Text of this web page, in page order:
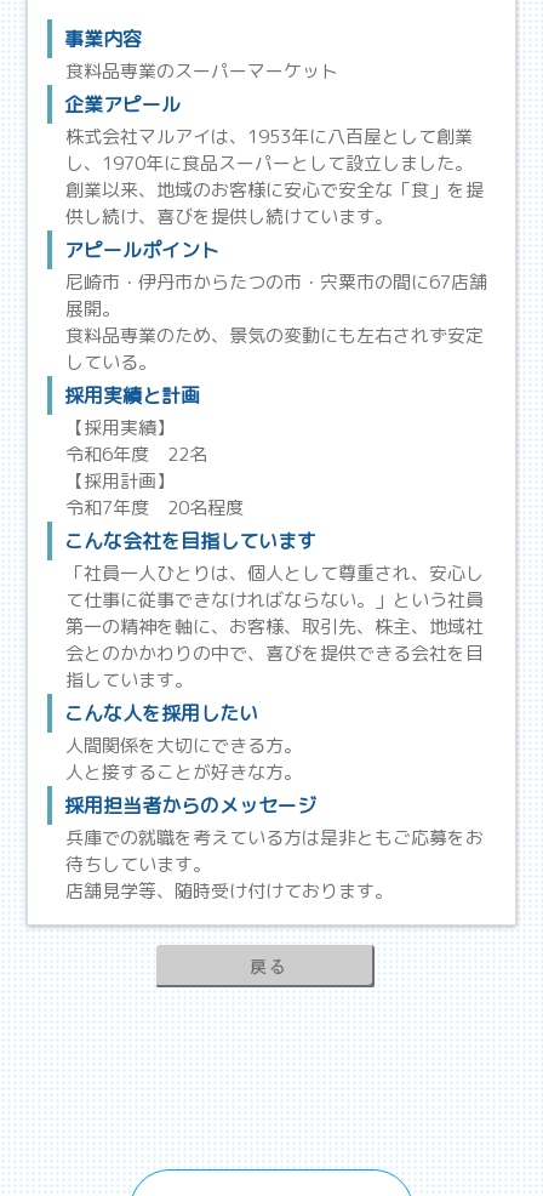
事業内容
食料品専業のスーパーマーケット
企業アピール
株式会社マルアイは、1953年に八百屋として創業
し、1970年に食品スーパーとして設立しました。
創業以来、地域のお客様に安心で安全な「食」を提
供し続け、喜びを提供し続けています。
アピールポイント
尼崎市・伊丹市からたつの市・宍粟市の間に67店舗
展開。
食料品専業のため、景気の変動にも左右されず安定
している。
採用実績と計画
【採用実績】
令和6年度 22名
【採用計画】
令和7年度 20名程度
こんな会社を目指しています
「社員一人ひとりは、個人として尊重され、安心し
て仕事に従事できなければならない。」という社員
第一の精神を軸に、お客様、取引先、株主、地域社
会とのかかわりの中で、喜びを提供できる会社を目
指しています。
こんな人を採用したい
人間関係を大切にできる方。
人と接することが好きな方。
採用担当者からのメッセージ
兵庫での就職を考えている方は是非ともご応募をお
待ちしています。
店舗見学等、随時受け付けております。